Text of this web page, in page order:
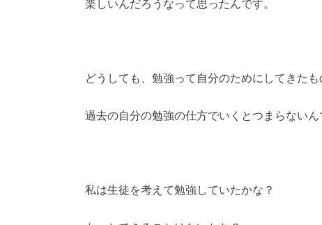
楽しいんだろうなって思ったんです。
どうしても、勉強って自分のためにしてきた
過去の自分の勉強の仕方でいくとつまらないん
私は生徒を考えて勉強していたかな？